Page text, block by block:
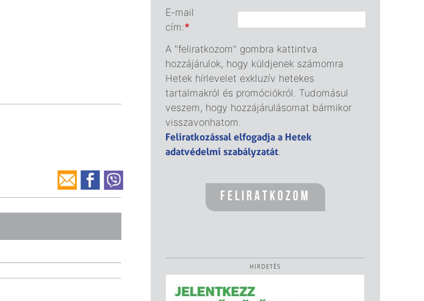
E-mail
cím:*
A "feliratkozom" gombra kattintva
hozzájárulok, hogy küldjenek számomra
Hetek hírlevelet exkluzív hetekes
tartalmakról és promóciókról. Tudomásul
veszem, hogy hozzájárulásomat bármikor
visszavonhatom.
Feliratkozással elfogadja a Hetek
adatvédelmi szabályzatát.
HIRDETÉS